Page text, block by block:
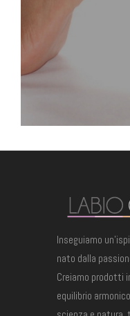
Inseguiamo
nato dalla
Creiamo prodotti
equilibrio